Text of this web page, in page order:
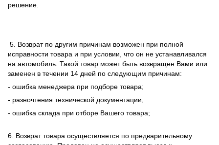
решение.
5. Возврат по другим причинам возможен при полной
исправности товара и при условии, что он не устанавливался
на автомобиль. Такой товар может быть возвращен Вами или
заменен в течении 14 дней по следующим причинам:
- ошибка менеджера при подборе товара;
- разночтения технической документации;
- ошибка склада при отборе Вашего товара;
6. Возврат товара осуществляется по предварительному